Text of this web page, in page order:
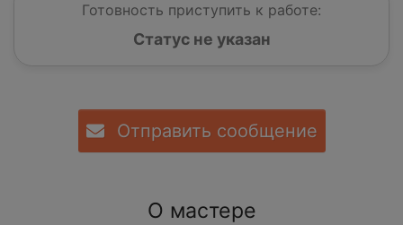
Готовность приступить к работе:
Статус не указан
Отправить сообщение
О мастере